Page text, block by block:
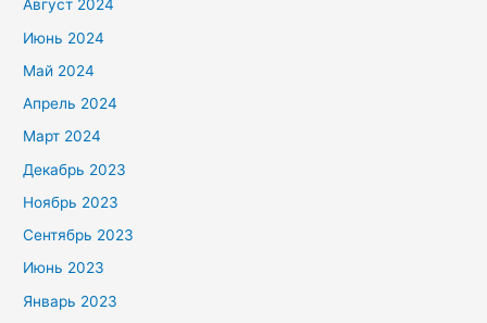
Август 2024
Июнь 2024
Май 2024
Апрель 2024
Март 2024
Декабрь 2023
Ноябрь 2023
Сентябрь 2023
Июнь 2023
Январь 2023